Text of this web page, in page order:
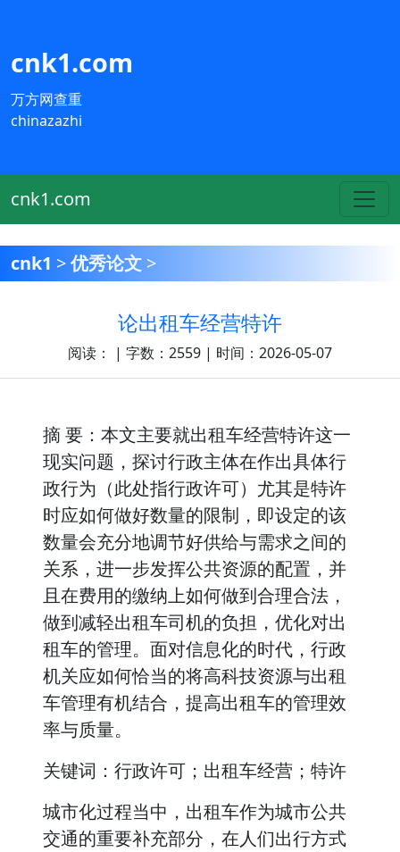
cnk1.com
万方网查重
chinazazhi
cnk1.com
cnk1 >优秀论文 >
论出租车经营特许
阅读： | 字数：2559 | 时间：2026-05-07
摘 要：本文主要就出租车经营特许这一
现实问题，探讨行政主体在作出具体行
政行为（此处指行政许可）尤其是特许
时应如何做好数量的限制，即设定的该
数量会充分地调节好供给与需求之间的
关系，进一步发挥公共资源的配置，并
且在费用的缴纳上如何做到合理合法，
做到减轻出租车司机的负担，优化对出
租车的管理。面对信息化的时代，行政
机关应如何恰当的将高科技资源与出租
车管理有机结合，提高出租车的管理效
率与质量。
关键词：行政许可；出租车经营；特许
城市化过程当中，出租车作为城市公共
交通的重要补充部分，在人们出行方式